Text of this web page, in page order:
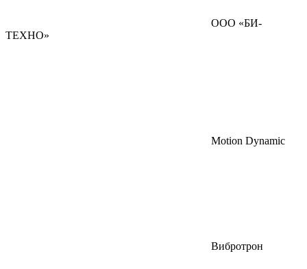
ООО «БИ-
ТЕХНО»
Motion Dynamic
Вибротрон